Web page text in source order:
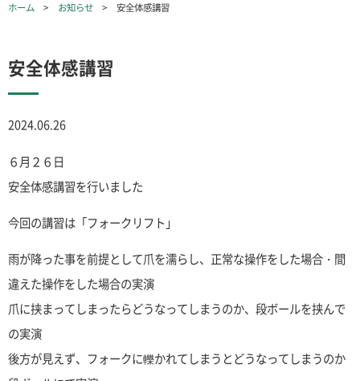
ホーム お知らせ 安全体感講習
安全体感講習
2024.06.26
６月２６日
安全体感講習を行いました
今回の講習は「フォークリフト」
雨が降った事を前提として爪を濡らし、正常な操作をした場合・間
違えた操作をした場合の実演
爪に挟まってしまったらどうなってしまうのか、段ボールを挟んで
の実演
後方が見えず、フォークに轢かれてしまうとどうなってしまうのか